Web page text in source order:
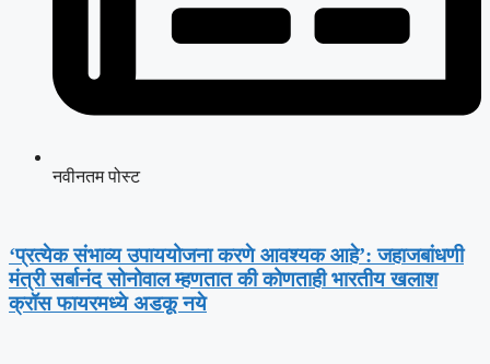
नवीनतम पोस्ट
‘प्रत्येक संभाव्य उपाययोजना करणे आवश्यक आहे’: जहाजबांधणी
मंत्री सर्बानंद सोनोवाल म्हणतात की कोणताही भारतीय खलाश
क्रॉस फायरमध्ये अडकू नये